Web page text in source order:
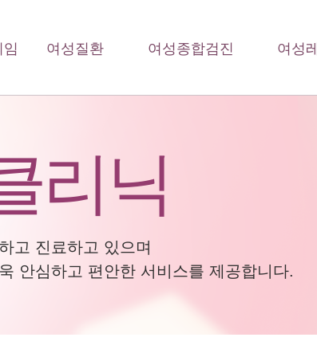
여성질환 여성종합검진 여성
리닉
고 진료하고 있으며
안심하고 편안한 서비스를 제공합니다.